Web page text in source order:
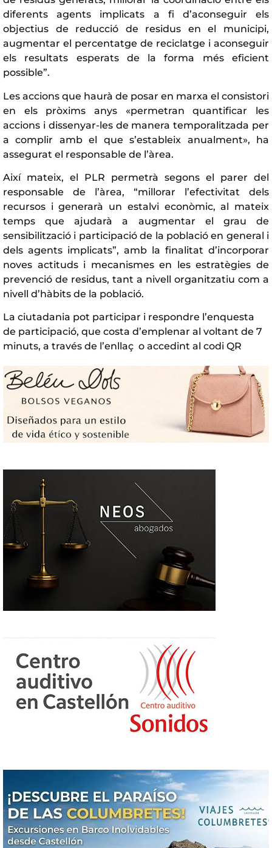
diferents agents implicats a fi d’aconseguir els
objectius de reducció de residus en el municipi,
augmentar el percentatge de reciclatge i aconseguir
els resultats esperats de la forma més eficient
possible”.
Les accions que haurà de posar en marxa el consistori
en els pròxims anys «permetran quantificar les
accions i dissenyar-les de manera temporalitzada per
a complir amb el que s’estableix anualment», ha
assegurat el responsable de l’àrea.
Així mateix, el PLR permetrà segons el parer del
responsable de l’àrea, “millorar l’efectivitat dels
recursos i generarà un estalvi econòmic, al mateix
temps que ajudarà a augmentar el grau de
sensibilització i participació de la població en general i
dels agents implicats”, amb la finalitat d’incorporar
noves actituds i mecanismes en les estratègies de
prevenció de residus, tant a nivell organitzatiu com a
nivell d’hàbits de la població.
La ciutadania pot participar i respondre l’enquesta
de participació, que costa d’emplenar al voltant de 7
minuts, a través de l’enllaç o accedint al codi QR